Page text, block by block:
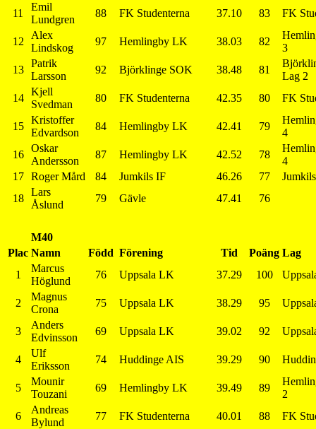
11
Emil
Lundgren
88 FK Studenterna 37.10 83 FK
12
Alex
Lindskog
97 Hemlingby LK 38.03 82
3
13
Patrik
Larsson
92 Björklinge SOK 38.48 81
Lag 2
14
Kjell
Svedman
80 FK Studenterna 42.35 80 FK
15
Kristoffer
Edvardson
84 Hemlingby LK 42.41 79
4
16
Oskar
Andersson
87 Hemlingby LK 42.52 78
4
17
Roger Mård 84 Jumkils IF 46.26 77
18
Lars
Åslund
79 Gävle 47.41 76
M40
Plac Namn Född Förening Tid Poäng Lag
1
Marcus
Höglund
76 Uppsala LK 37.29 100
2
Magnus
Crona
75 Uppsala LK 38.29 95
3
Anders
Edvinsson
69 Uppsala LK 39.02 92
4
Ulf
Eriksson
74 Huddinge AIS 39.29 90
5
Mounir
Touzani
69 Hemlingby LK 39.49 89
2
6
Andreas
Bylund
77 FK Studenterna 40.01 88 FK